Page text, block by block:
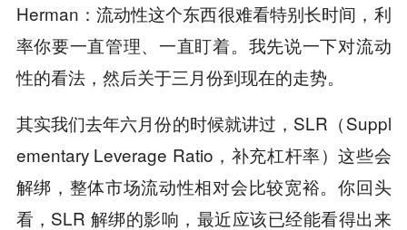
Herman：流动性这个东西很难看特别长时间，利
率你要一直管理、一直盯着。我先说一下对流动
性的看法，然后关于三月份到现在的走势。
其实我们去年六月份的时候就讲过，SLR（Suppl
ementary Leverage Ratio，补充杠杆率）这些会
解绑，整体市场流动性相对会比较宽裕。你回头
看，SLR 解绑的影响，最近应该已经能看得出来